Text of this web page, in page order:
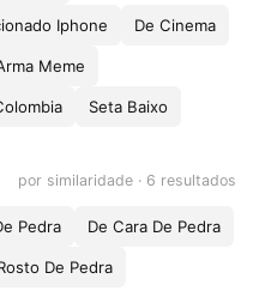
Iphone De Cinema
Meme
Seta Baixo
por similaridade · 6 resultados
Pedra De Cara De Pedra
De Pedra